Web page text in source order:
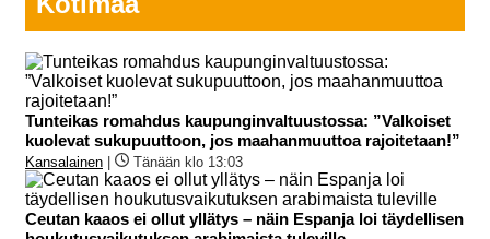
Tunteikas romahdus kaupunginvaltuustossa: ”Valkoiset
kuolevat sukupuuttoon, jos maahanmuuttoa rajoitetaan!”
Kansalainen Tänään klo 13:03
Ceutan kaaos ei ollut yllätys – näin Espanja loi täydellisen